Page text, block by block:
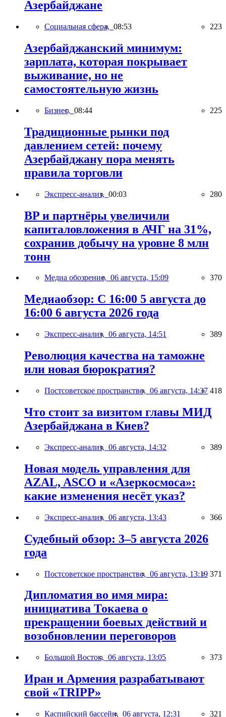
Азербайджане
Социальная сфера, 08:53 223
Азербайджанский минимум:
зарплата, которая покрывает
выживание, но не
самостоятельную жизнь
Бизнес, 08:44 225
Традиционные рынки под
давлением сетей: почему
Азербайджану пора менять
правила торговли
Экспресс-анализ, 00:03 280
BP и партнёры увеличили
капиталовложения в АЧГ на 31%,
сохранив добычу на уровне 8 млн
тонн
Медиа обозрение, 06 августа, 15:09 370
Медиаобзор: С 16:00 5 августа до
16:00 6 августа 2026 года
Экспресс-анализ, 06 августа, 14:51 389
Революция качества на таможне
или новая бюрократия?
Постсоветское пространство, 06 августа, 14:37 418
Что стоит за визитом главы МИД
Азербайджана в Киев?
Экспресс-анализ, 06 августа, 14:32 389
Новая модель управления для
AZAL, ASCO и «Азеркосмоса»:
какие изменения несёт указ?
Экспресс-анализ, 06 августа, 13:43 366
Судебный обзор: 3–5 августа 2026
года
Постсоветское пространство, 06 августа, 13:19 371
Дипломатия во имя мира:
инициатива Токаева о
прекращении боевых действий и
возобновлении переговоров
Большой Восток, 06 августа, 13:05 373
Иран и Армения разрабатывают
свой «TRIPP»
Каспийский бассейн, 06 августа, 12:31 321